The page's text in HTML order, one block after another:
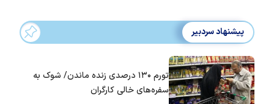
پیشنهاد سردبیر
تورم ۱۳۰ درصدی زنده ماندن/ شوک به
سفره‌های خالی کارگران